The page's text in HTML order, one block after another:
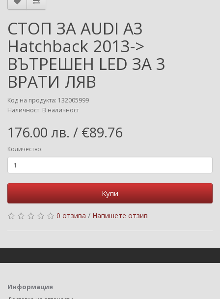
СТОП ЗА AUDI A3
Hatchback 2013->
ВЪТРЕШЕН LED ЗА 3
ВРАТИ ЛЯВ
Код на продукта: 132005999
Наличност: В наличност
176.00 лв. / €89.76
Количество:
Купи
0 отзива / Напишете отзив
Информация